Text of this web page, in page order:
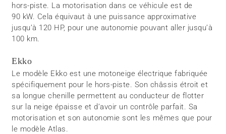
hors-piste. La motorisation dans ce véhicule est de
90 kW. Cela équivaut à une puissance approximative
jusqu’à 120 HP, pour une autonomie pouvant aller jusqu’à
100 km.
Ekko
Le modèle Ekko est une motoneige électrique fabriquée
spécifiquement pour le hors-piste. Son châssis étroit et
sa longue chenille permettent au conducteur de flotter
sur la neige épaisse et d’avoir un contrôle parfait. Sa
motorisation et son autonomie sont les mêmes que pour
le modèle Atlas.